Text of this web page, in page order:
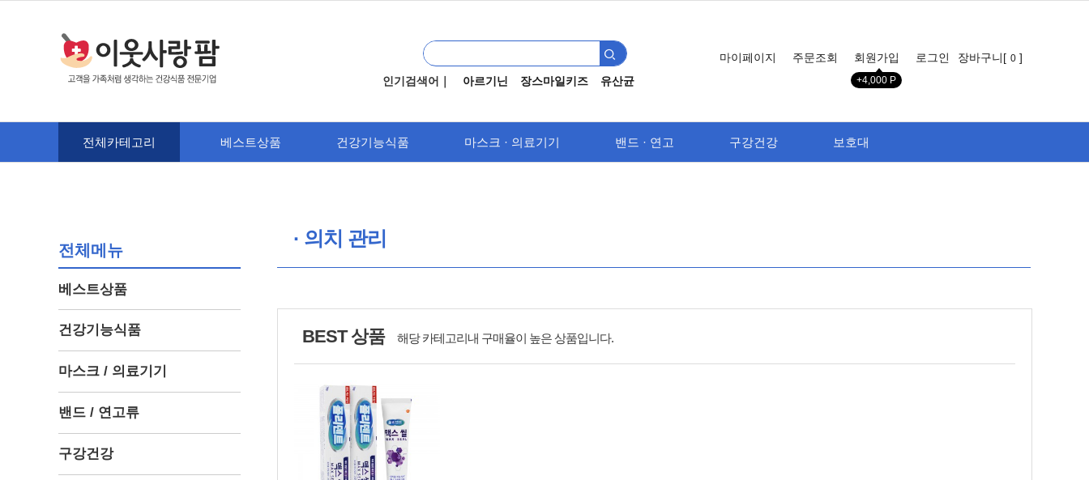
인기검색어｜ 아르기닌 장스마일키즈 유산균
장바구니[ 0 ]
로그인
회원가입
+4,000 P
주문조회
마이페이지
전체카테고리 베스트상품 건강기능식품 마스크 · 의료기기 밴드 · 연고 구강건강 보호대
전체메뉴
베스트상품
건강기능식품
마스크 / 의료기기
밴드 / 연고류
구강건강
· 의치 관리
BEST 상품 해당 카테고리내 구매율이 높은 상품입니다.